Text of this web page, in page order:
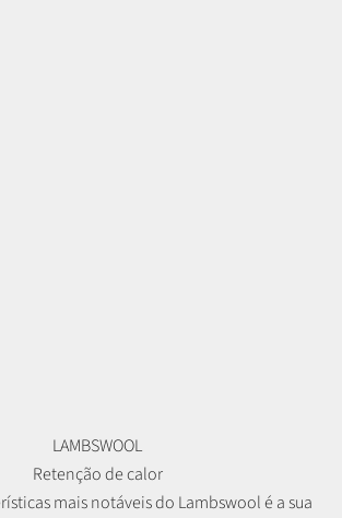
LAMBSWOOL
Retenção de calor
mais notáveis do Lambswool é a sua